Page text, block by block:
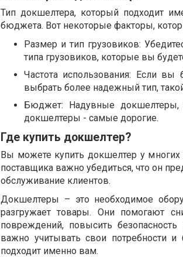
Тип докшелтера, который подходит
бюджета. Вот некоторые факторы,
Размер и тип грузовиков:
типа грузовиков, которые вы
Частота использования: Если вы
выбрать более надежный тип,
Бюджет: Надувные докшелтеры,
докшелтеры - самые дорогие.
Где купить докшелтер?
Вы можете купить докшелтер у
поставщика важно убедиться, что он
обслуживание клиентов.
Докшелтеры – это необходимое
разгружает товары. Они помогают
повреждений, повысить
важно учитывать свои потребности
подходит именно вам.